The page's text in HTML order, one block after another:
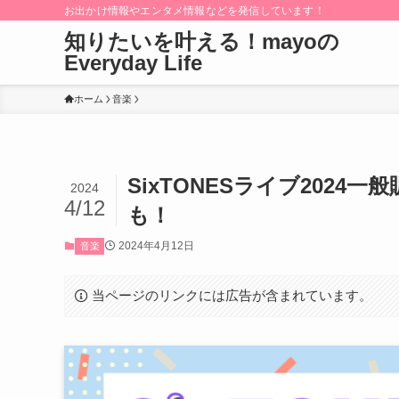
お出かけ情報やエンタメ情報などを発信しています！
知りたいを叶える！mayoの
Everyday Life
ホーム 音楽
SixTONESライブ2024一
も！
2024
4/12
音楽 2024年4月12日
当ページのリンクには広告が含まれています。